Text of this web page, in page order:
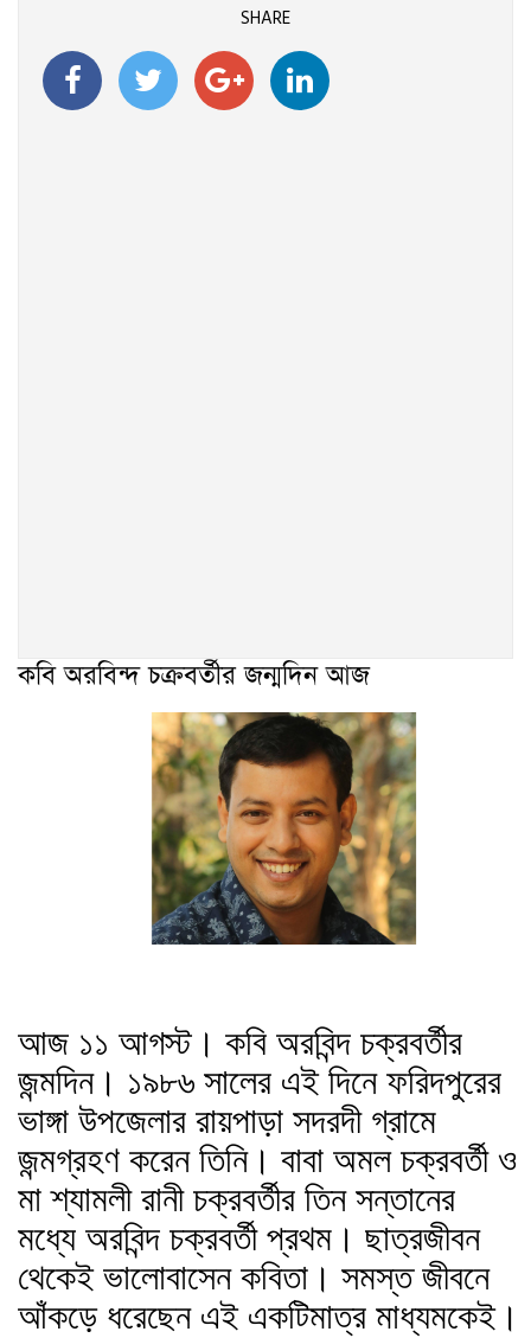
SHARE
কবি অরবিন্দ চক্রবর্তীর জন্মদিন আজ
আজ ১১ আগস্ট। কবি অরবিন্দ চক্রবর্তীর
জন্মদিন। ১৯৮৬ সালের এই দিনে ফরিদপুরের
ভাঙ্গা উপজেলার রায়পাড়া সদরদী গ্রামে
জন্মগ্রহণ করেন তিনি। বাবা অমল চক্রবর্তী ও
মা শ্যামলী রানী চক্রবর্তীর তিন সন্তানের
মধ্যে অরবিন্দ চক্রবর্তী প্রথম। ছাত্রজীবন
থেকেই ভালোবাসেন কবিতা। সমস্ত জীবনে
আঁকড়ে ধরেছেন এই একটিমাত্র মাধ্যমকেই।